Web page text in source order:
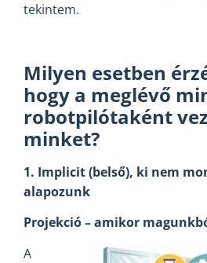
tekintem.
Milyen esetben
hogy a meglévő
robotpilótaként
minket?
1. Implicit (belső), ki nem
alapozunk
Projekció – amikor
A